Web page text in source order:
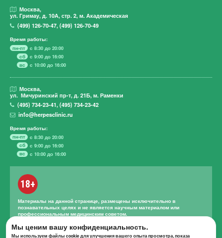
Москва,
ул. Гримау,д. 10А, стр. 2, м. Академическая
(499)126-70-47,(499)126-70-49
Время работы:
пн-пт
с 8:30 до 20:00
сб
с 9:00 до 16:00
вс
с 10:00 до 16:00
Москва,
ул. Мичуринский пр-т, д. 21Б, м. Раменки
(495)734-23-41,(495)734-23-42
info@herpesclinic.ru
Время работы:
пн-пт
с 8:30 до 20:00
сб
с 9:00 до 16:00
вс
с 10:00 до 16:00
18+
Материалы на данной странице, размещены исключительно в
познавательных целях и не является научным материалом или
профессиональным медицинским советом.
Правильное лечение и назначение лекарственных средств может
проводиться только квалифицированным специалистом с учетом
Мы ценим вашу конфиденциальность.
Мы используем файлы cookie для улучшения вашего опыта просмотра, показа